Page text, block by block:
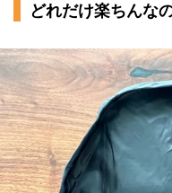
どれだけ楽ちんな